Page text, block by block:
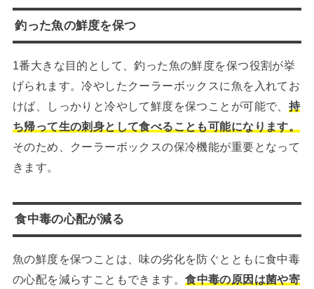
釣った魚の鮮度を保つ
1番大きな目的として、釣った魚の鮮度を保つ役割が挙
げられます。冷やしたクーラーボックスに魚を入れてお
けば、しっかりと冷やして鮮度を保つことが可能で、 持
ち帰って生の刺身として食べることも可能になります。
そのため、クーラーボックスの保冷機能が重要となって
きます。
食中毒の心配が減る
魚の鮮度を保つことは、味の劣化を防ぐとともに食中毒
の心配を減らすこともできます。食中毒の原因は菌や寄